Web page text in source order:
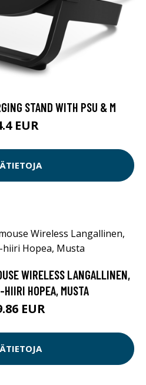
STAND WITH PSU & M
EUR
WIRELESS LANGALLINEN,
HOPEA, MUSTA
EUR